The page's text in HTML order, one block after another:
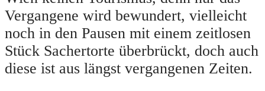
Vergangene wird bewundert, vielleicht
noch in den Pausen mit einem zeitlosen
Stück Sachertorte überbrückt, doch auch
diese ist aus längst vergangenen Zeiten.